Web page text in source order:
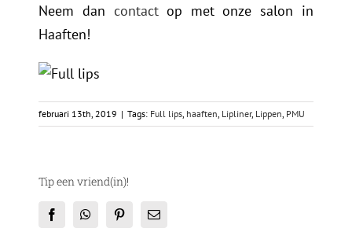
Neem dan contactop met onze salon in
Haaften!
februari 13th, 2019 | Tags: Full lips haaften Lipliner, Lippen PMU
Tip een vriend(in)!
FacebookWhatsAppPinterestE-